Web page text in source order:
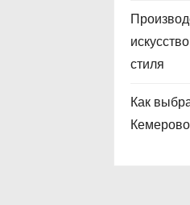
стиля
Как